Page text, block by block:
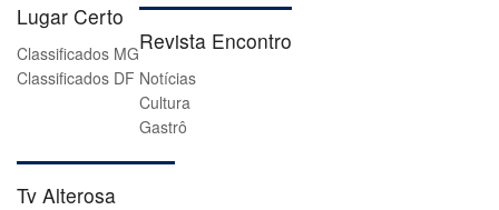
Lugar Certo
Classificados MG
Classificados DF
Revista Encontro
Notícias
Cultura
Gastrô
Tv Alterosa